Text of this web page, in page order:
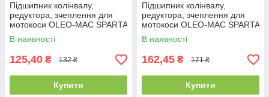
Підшипник колінвалу,
редуктора, зчеплення для
мотокоси OLEO-MAC SPARTA
25 SPARTA 37, SPARTA 38,
SPARTA 40,
В наявності
125,40 ₴ 132 ₴
Купити
Підшипник колінвалу,
редуктора, зчеплення для
мотокоси OLEO-MAC SPARTA
25 SPARTA 37, SPARTA 38,
SPARTA 40,
В наявності
162,45 ₴ 171 ₴
Купити